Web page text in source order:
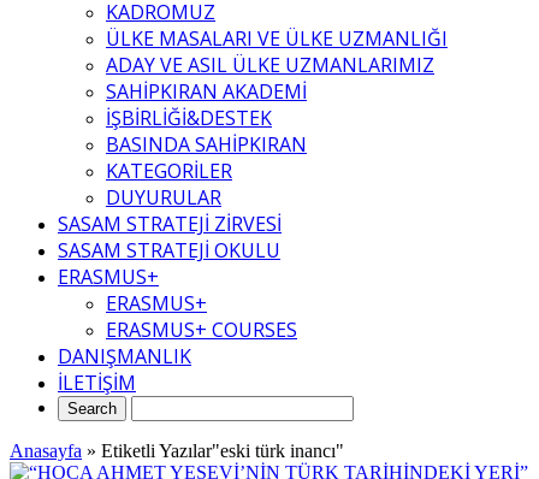
KADROMUZ
ÜLKE MASALARI VE ÜLKE UZMANLIĞI
ADAY VE ASIL ÜLKE UZMANLARIMIZ
SAHİPKIRAN AKADEMİ
İŞBİRLİĞİ&DESTEK
BASINDA SAHİPKIRAN
KATEGORİLER
DUYURULAR
SASAM STRATEJİ ZİRVESİ
SASAM STRATEJİ OKULU
ERASMUS+
ERASMUS+
ERASMUS+ COURSES
DANIŞMANLIK
İLETİŞİM
Anasayfa » Etiketli Yazılar"eski türk inancı"